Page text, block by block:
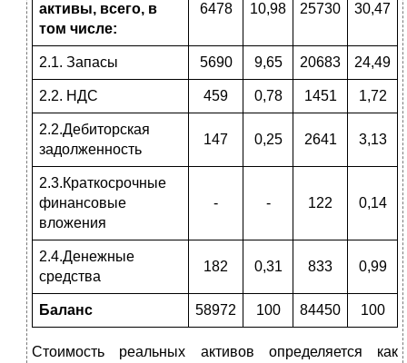
активы, всего, в
том числе:
6478 10,98 25730 30,47
2.1. Запасы 5690 9,65 20683 24,49
2.2. НДС 459 0,78 1451 1,72
2.2.Дебиторская
задолженность
147 0,25 2641 3,13
2.3.Краткосрочные
финансовые
вложения
- - 122 0,14
2.4.Денежные
средства
182 0,31 833 0,99
Баланс 58972 100 84450 100
Стоимость реальных активов определяется как